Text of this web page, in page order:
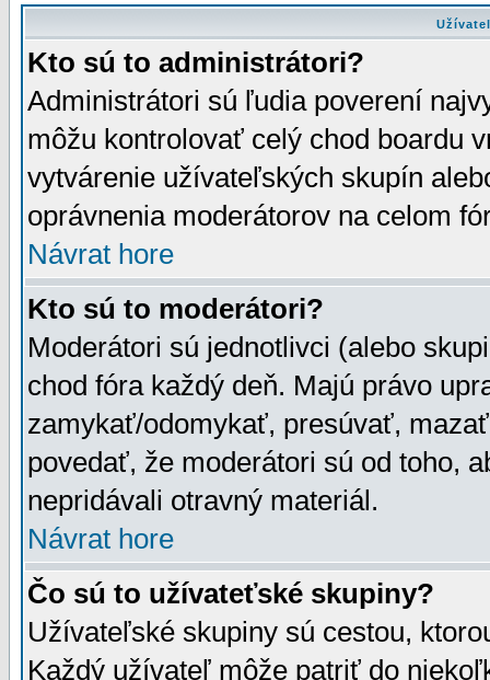
Kto sú to administrátori?
Administrátori sú ľudia poverení
môžu kontrolovať celý chod boardu
vytvárenie užívateľských skupín
oprávnenia moderátorov na celom
Návrat hore
Kto sú to moderátori?
Moderátori sú jednotlivci (alebo
chod fóra každý deň. Majú právo
zamykať/odomykať, presúvať,
povedať, že moderátori sú od toho,
nepridávali otravný materiál.
Návrat hore
Čo sú to užívateťské skupiny?
Užívateľské skupiny sú cestou,
Každý užívateľ môže patriť do